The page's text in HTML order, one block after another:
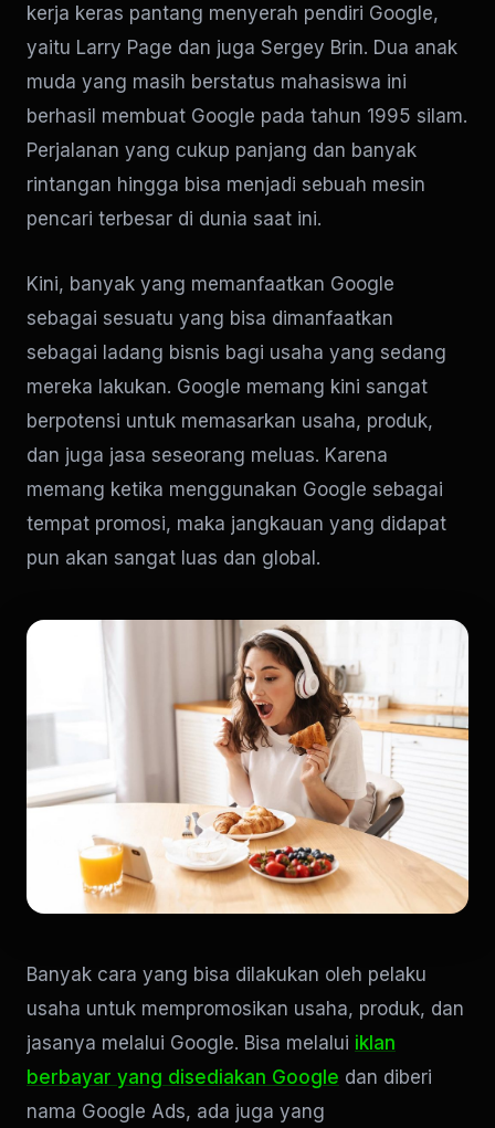
kerja keras pantang menyerah pendiri Google,
yaitu Larry Page dan juga Sergey Brin. Dua anak
muda yang masih berstatus mahasiswa ini
berhasil membuat Google pada tahun 1995 silam.
Perjalanan yang cukup panjang dan banyak
rintangan hingga bisa menjadi sebuah mesin
pencari terbesar di dunia saat ini.
Kini, banyak yang memanfaatkan Google
sebagai sesuatu yang bisa dimanfaatkan
sebagai ladang bisnis bagi usaha yang sedang
mereka lakukan. Google memang kini sangat
berpotensi untuk memasarkan usaha, produk,
dan juga jasa seseorang meluas. Karena
memang ketika menggunakan Google sebagai
tempat promosi, maka jangkauan yang didapat
pun akan sangat luas dan global.
Banyak cara yang bisa dilakukan oleh pelaku
usaha untuk mempromosikan usaha, produk, dan
jasanya melalui Google. Bisa melalui iklan
berbayar yang disediakan Google dan diberi
nama Google Ads, ada juga yang